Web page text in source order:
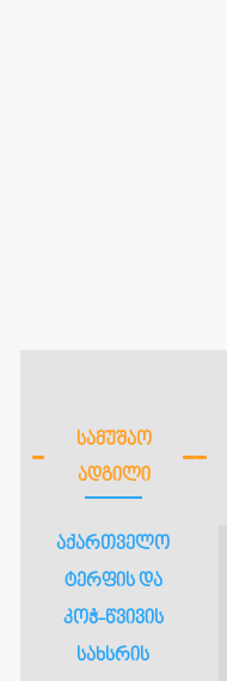
ᲡᲐᲛᲣᲨᲐᲝ
ᲐᲓᲒᲘᲚᲘ
საქართველოს
ტერფის და
კოჭ-წვივის
სახსრის